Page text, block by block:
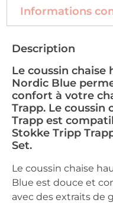
Informations
Description
Le coussin chaise
Nordic Blue
confort à votre
Trapp. Le coussin
Trapp est
Stokke Tripp
Set.
Le coussin chaise
Blue est douce et
avec des extraits de